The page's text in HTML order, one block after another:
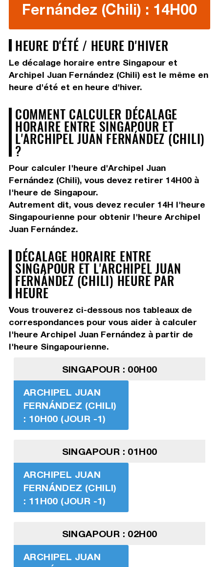
Fernández (Chili) : 14H00
HEURE D'ÉTÉ / HEURE D'HIVER
Le décalage horaire entre Singapour et
Archipel Juan Fernández (Chili) est le même en
heure d'été et en heure d'hiver.
COMMENT CALCULER DÉCALAGE
HORAIRE ENTRE SINGAPOUR ET
L'ARCHIPEL JUAN FERNÁNDEZ (CHILI)
?
Pour calculer l'heure d'Archipel Juan
Fernández (Chili), vous devez retirer 14H00à
l'heure de Singapour.
Autrement dit, vous devez reculer 14H l'heure
Singapourienne pour obtenir l'heure Archipel
Juan Fernández.
DÉCALAGE HORAIRE ENTRE
SINGAPOUR ET L'ARCHIPEL JUAN
FERNÁNDEZ (CHILI) HEURE PAR
HEURE
Vous trouverez ci-dessous nos tableaux de
correspondances pour vous aider à calculer
l'heure Archipel Juan Fernández à partir de
l'heure Singapourienne.
SINGAPOUR : 00H00
ARCHIPEL JUAN
FERNÁNDEZ (CHILI)
: 10H00 (JOUR -1)
SINGAPOUR : 01H00
ARCHIPEL JUAN
FERNÁNDEZ (CHILI)
: 11H00 (JOUR -1)
SINGAPOUR : 02H00
ARCHIPEL JUAN